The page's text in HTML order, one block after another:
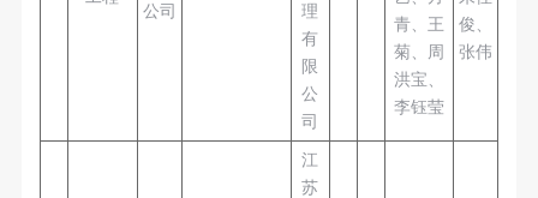
公司
理
有
限
公
司
青、王
菊、周
洪宝、
李钰莹
俊、
张伟
江
苏